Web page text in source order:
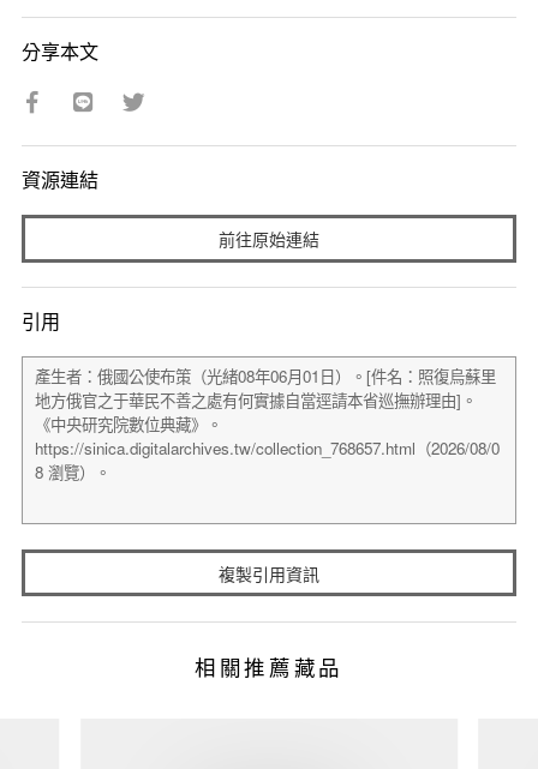
分享本文
資源連結
前往原始連結
引用
複製引用資訊
相關推薦藏品